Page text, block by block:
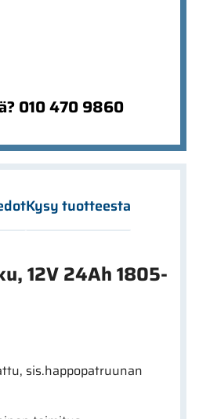
010 470 9860
Kysy tuotteesta
12V 24Ah 1805-
sis.happopatruunan